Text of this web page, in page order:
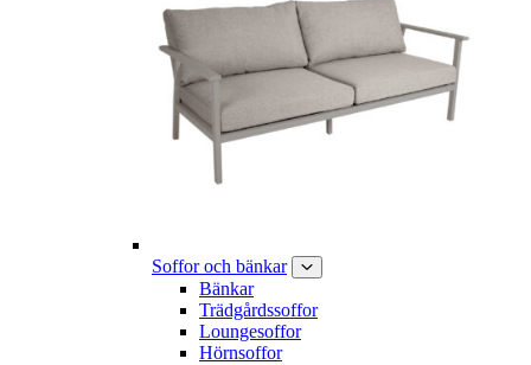
Soffor och bänkar
Bänkar
Trädgårdssoffor
Loungesoffor
Hörnsoffor